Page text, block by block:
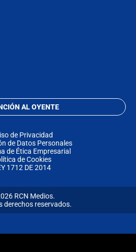
AL OYENTE
de Privacidad
de Datos Personales
de Ética Empresarial
de Cookies
1712 DE 2014
RCN Medios.
derechos reservados.